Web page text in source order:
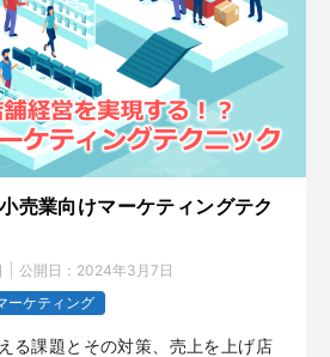
売業向けマーケティングテク
公開日： 2024年3月7日
ーケティング
る課題とその対策、売上を上げ店